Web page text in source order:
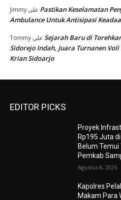
Jimmy
Pastikan Keselamatan
Ambulance Untuk Antisipasi
Tommy
Sejarah Baru di
Sidorejo Indah, Juara Turnanen
Krian Sidoarjo
EDITOR PICKS
Proyek
Rp195 Juta
Belum Temui
Pemkab
Agustus 8, 2026
Kapolres
Makam Para